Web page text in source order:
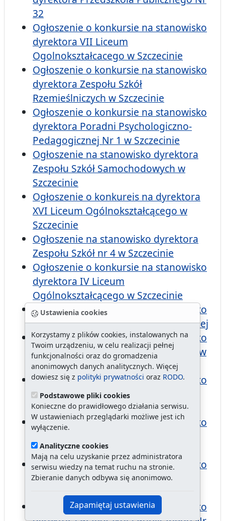
Ustawienia cookies
Korzystamy z plików cookies, instalowanych na
Twoim urządzeniu, w celu realizacji pełnej
funkcjonalności oraz do gromadzenia
anonimowych danych analitycznych. Więcej
dowiesz się z polityki prywatności oraz RODO.
Podstawowe pliki cookies
Konieczne do prawidłowego działania serwisu.
W ustawieniach przeglądarki możliwe jest ich
wyłączenie.
Analityczne cookies
Mają na celu uzyskanie przez administratora
serwisu wiedzy na temat ruchu na stronie.
Zbieranie danych odbywa się anonimowo.
Zapamiętaj ustawienia
32
Ogłoszenie o konkursie na stanowisko
dyrektora VII Liceum
Ogolnokształcacego w Szczecinie
Ogłoszenie o konkursie na stanowisko
dyrektora Zespołu Szkół
Rzemieślniczych w Szczecinie
Ogłoszenie o konkursie na stanowisko
dyrektora Poradni Psychologiczno-
Pedagogicznej Nr 1 w Szczecinie
Ogłoszenie na stanowisko dyrektora
Zespołu Szkół Samochodowych w
Szczecinie
Ogłoszenie o konkureis na dyrektora
XVI Liceum Ogólnokształcącego w
Szczecinie
Ogłoszenie na stanowisko dyrektora
Zespołu Szkół nr 4 w Szczecinie
Ogłoszenie o konkursie na stanowisko
dyrektora IV Liceum
Ogólnokształcącego w Szczecinie
Ogłoszenie o konkursie na stanowisko
dyrektora Bursy Szkolnej Integracyjnej
Ogłoszenie o konkursie na stanowisko
dyrektora Zespołu Szkół Szpitalnych w
Szczecinie
Ogłoszenie o konkursie na stanowisko
dyrektora Publicznego Przedszkola
Specjalnego Nr 21 w Szczecinie
Ogłoszenie o konkursie na stanowisko
dyrektora III Liceum
Ogólnokształcacego w Szczecinie
Ogłoszenie o konkursie na stanowisko
dyrektora I Liceum
Ogólnokształcącego w Szczecinie
Ogłoszenie o konkursie na stanowisko